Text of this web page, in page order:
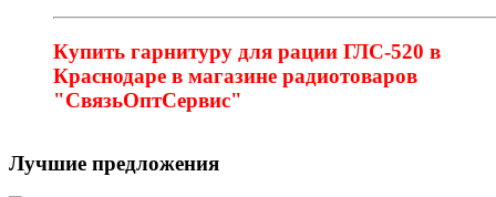
Купить гарнитуру для рации ГЛС-520 в
Краснодаре в магазине радиотоваров
"СвязьОптСервис"
Лучшие предложения